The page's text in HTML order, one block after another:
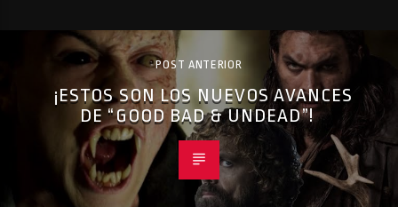
POST ANTERIOR
¡ESTOS SON LOS NUEVOS AVANCES
DE “GOOD BAD & UNDEAD”!